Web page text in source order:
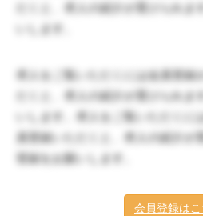
だくと、求人の紹介が受けられま
いします。
求人をご覧いただくには会員登録
だくと、求人の紹介が受けられま
いします。求人をご覧いただくに
員登録いただくと、求人の紹介が
登録をお願いします。
会員登録はこ